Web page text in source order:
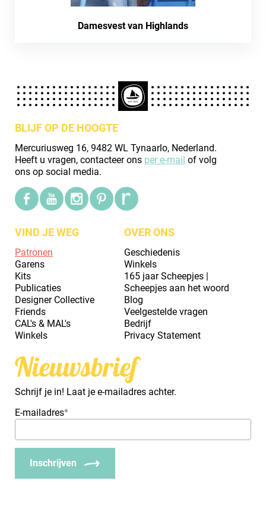
Damesvest van Highlands
BLIJF OP DE HOOGTE
Mercuriusweg 16, 9482 WL Tynaarlo, Nederland.
Heeft u vragen, contacteer ons per e-mail of volg
ons op social media.
VIND JE WEG
Patronen
Garens
Kits
Publicaties
Designer Collective
Friends
CAL's & MAL's
Winkels
OVER ONS
Geschiedenis
Winkels
165 jaar Scheepjes |
Scheepjes aan het woord
Blog
Veelgestelde vragen
Bedrijf
Privacy Statement
Nieuwsbrief
Schrijf je in! Laat je e-mailadres achter.
E-mailadres*
Inschrijven